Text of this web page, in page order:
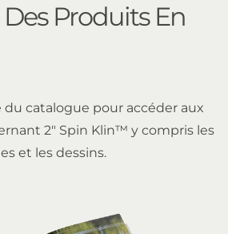
Produits En
du catalogue pour accéder aux
2" Spin Klin™ y compris les
et les dessins.